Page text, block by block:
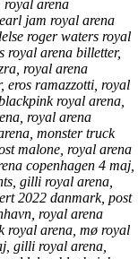
royal arena
jam royal arena
roger waters royal
royal arena billetter,
royal arena
eros ramazzotti, royal
royal arena,
royal arena
monster truck
malone, royal arena
copenhagen 4 maj,
gilli royal arena,
2022 danmark, post
royal arena
royal arena, mø royal
gilli royal arena,